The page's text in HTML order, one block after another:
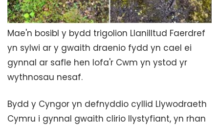
Mae'n bosibl y bydd trigolion Llanilltud Faerdref
yn sylwi ar y gwaith draenio fydd yn cael ei
gynnal ar safle hen lofa'r Cwm yn ystod yr
wythnosau nesaf.
Bydd y Cyngor yn defnyddio cyllid Llywodraeth
Cymru i gynnal gwaith clirio llystyfiant, yn rhan